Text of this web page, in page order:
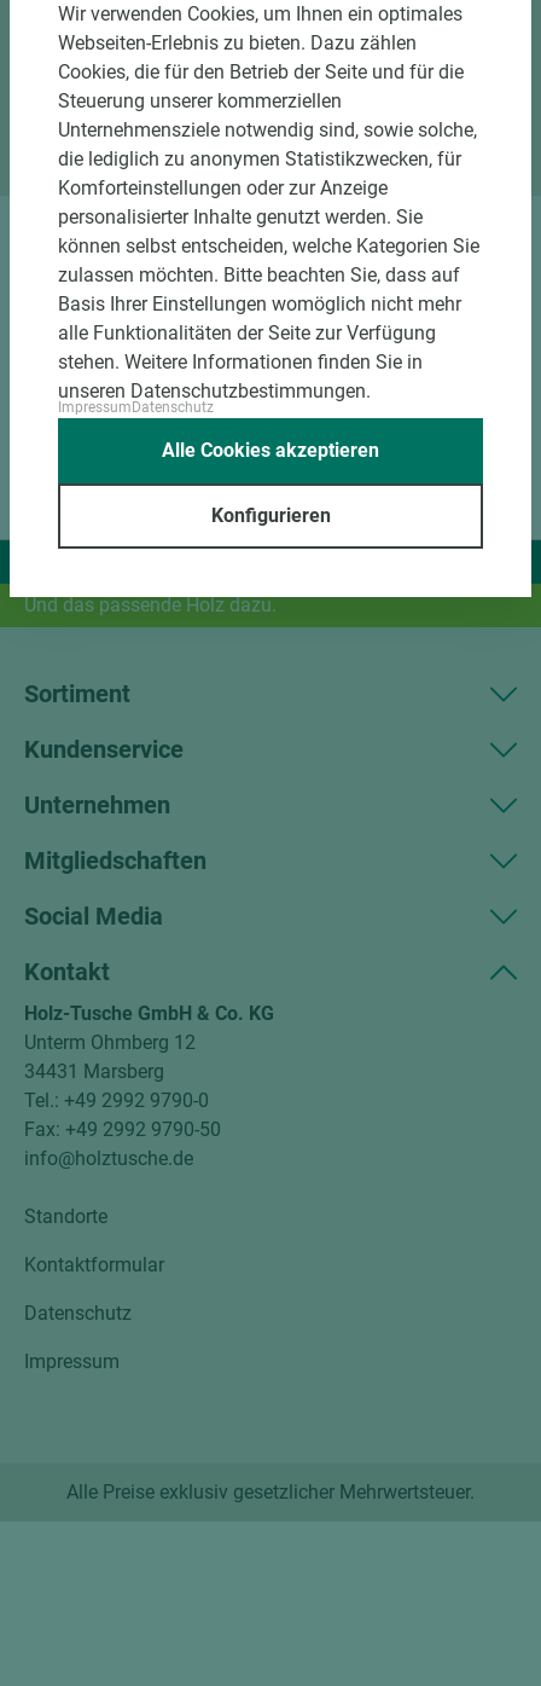
Jetzt Termin vereinbaren
Standort Emsbüren
Standort Marsberg
DOWNLOADS
Und das passende Holz dazu.
Sortiment
Kundenservice
Unternehmen
Mitgliedschaften
Social Media
Kontakt
Holz-Tusche GmbH & Co. KG
Unterm Ohmberg 12
34431 Marsberg
Tel.: +49 2992 9790-0
Fax: +49 2992 9790-50
info@holztusche.de
Standorte
Kontaktformular
Datenschutz
Impressum
Alle Preise exklusiv gesetzlicher Mehrwertsteuer.
Wir verwenden Cookies, um Ihnen ein optimales
Webseiten-Erlebnis zu bieten. Dazu zählen
Cookies, die für den Betrieb der Seite und für die
Steuerung unserer kommerziellen
Unternehmensziele notwendig sind, sowie solche,
die lediglich zu anonymen Statistikzwecken, für
Komforteinstellungen oder zur Anzeige
personalisierter Inhalte genutzt werden. Sie
können selbst entscheiden, welche Kategorien Sie
zulassen möchten. Bitte beachten Sie, dass auf
Basis Ihrer Einstellungen womöglich nicht mehr
alle Funktionalitäten der Seite zur Verfügung
stehen. Weitere Informationen finden Sie in
unseren Datenschutzbestimmungen.
ImpressumDatenschutz
Konfigurieren
Alle Cookies akzeptieren